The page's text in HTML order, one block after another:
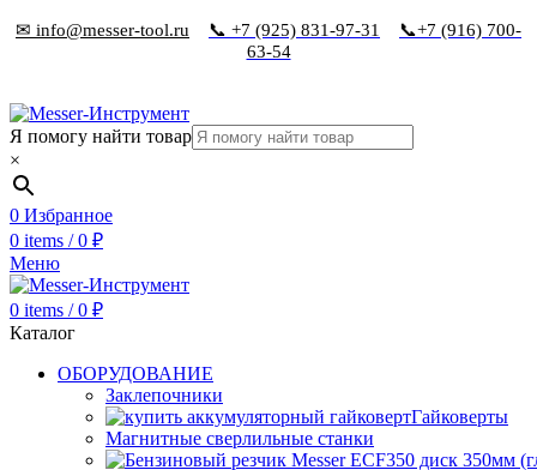
✉ info@messer-tool.ru 📞 +7 (925) 831-97-31
📞+7 (916) 700-
63-54
Я помогу найти товар
×
0 Избранное
0 items / 0 ₽
Меню
0 items / 0 ₽
Каталог
ОБОРУДОВАНИЕ
Заклепочники
Гайковерты
Магнитные сверлильные станки